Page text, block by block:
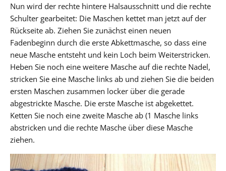
Nun wird der rechte hintere Halsausschnitt und die rechte
Schulter gearbeitet: Die Maschen kettet man jetzt auf der
Rückseite ab. Ziehen Sie zunächst einen neuen
Fadenbeginn durch die erste Abkettmasche, so dass eine
neue Masche entsteht und kein Loch beim Weiterstricken.
Heben Sie noch eine weitere Masche auf die rechte Nadel,
stricken Sie eine Masche links ab und ziehen Sie die beiden
ersten Maschen zusammen locker über die gerade
abgestrickte Masche. Die erste Masche ist abgekettet.
Ketten Sie noch eine zweite Masche ab (1 Masche links
abstricken und die rechte Masche über diese Masche
ziehen.